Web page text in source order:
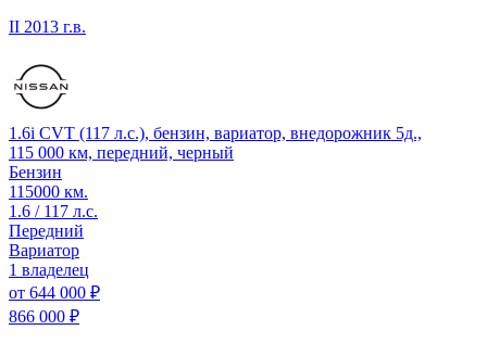
II 2013 г.в.
1.6i CVT (117 л.с.), бензин, вариатор, внедорожник 5д.,
115 000 км, передний, черный
Бензин
115000 км.
1.6 / 117 л.с.
Передний
Вариатор
1 владелец
от 644 000 ₽
866 000 ₽